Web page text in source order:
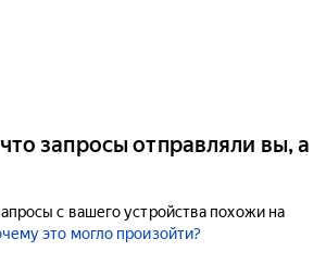
запросы отправляли вы, а
с вашего устройства похожи на
это могло произойти?